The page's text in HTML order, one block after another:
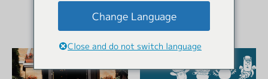
アパートメントホテル
パラグライダー
オファー
コンシェルジュサービス
Change Language
Close and do not switch language